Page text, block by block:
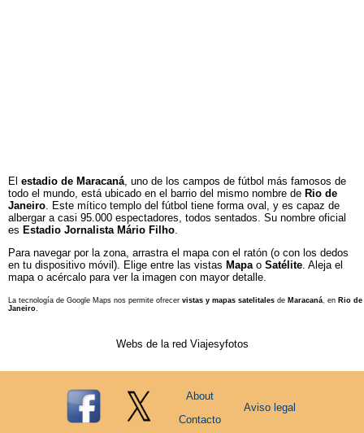
El estadio de Maracaná, uno de los campos de fútbol más famosos de
todo el mundo, está ubicado en el barrio del mismo nombre de Rio de
Janeiro. Este mítico templo del fútbol tiene forma oval, y es capaz de
albergar a casi 95.000 espectadores, todos sentados. Su nombre oficial
es Estadio Jornalista Mário Filho.
Para navegar por la zona, arrastra el mapa con el ratón (o con los dedos
en tu dispositivo móvil). Elige entre las vistas Mapao Satélite. Aleja el
mapa o acércalo para ver la imagen con mayor detalle.
La tecnología de Google Maps nos permite ofrecer vistas y mapas satelitales de Maracaná, en Rio de
Janeiro.
Webs de la red Viajesyfotos
About
Contacto
Aviso legal